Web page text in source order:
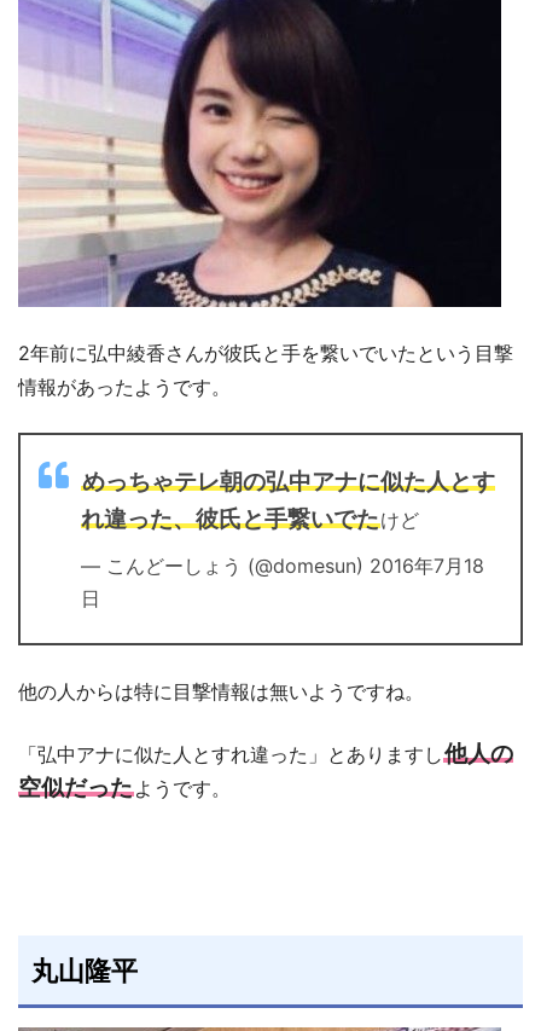
2年前に弘中綾香さんが彼氏と手を繋いでいたという目撃
情報があったようです。
めっちゃテレ朝の弘中アナに似た人とす
れ違った、彼氏と手繋いでたけど
— こんどーしょう (@domesun) 2016年7月18
日
他の人からは特に目撃情報は無いようですね。
「弘中アナに似た人とすれ違った」とありますし他人の
空似だったようです。
丸山隆平